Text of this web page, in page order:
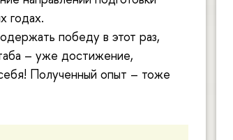
годах.
победу в этот раз,
– уже достижение,
Полученный опыт – тоже